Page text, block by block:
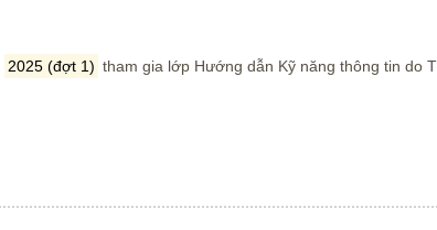
2025 (đợt 1) tham gia lớp Hướng dẫn Kỹ năng thông tin do